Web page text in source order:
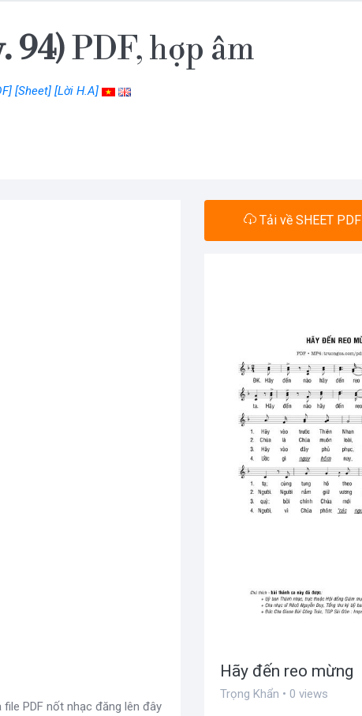
94)PDF, hợp âm
[Sheet] [Lời H.A]
PDF nốt nhạc đăng lên đây
Tải về SHEET PDF
Hãy đến reo mừng
Trọng Khẩn • 0 views